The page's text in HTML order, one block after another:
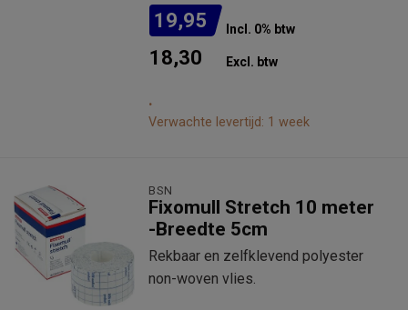
19,95 Incl. 0% btw
18,30 Excl. btw
.
Verwachte levertijd: 1 week
BSN
Fixomull Stretch 10 meter
-Breedte 5cm
Rekbaar en zelfklevend polyester
non-woven vlies.